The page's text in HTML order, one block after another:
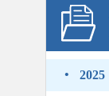
· 2025